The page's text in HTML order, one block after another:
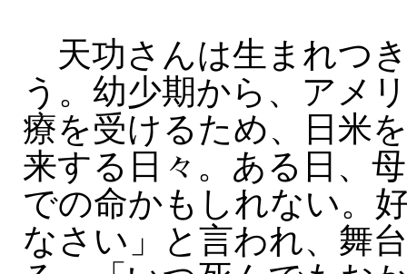
天功さんは生まれつ
う。幼少期から、アメ
療を受けるため、日米
来する日々。ある日、
での命かもしれない。
なさい」と言われ、舞